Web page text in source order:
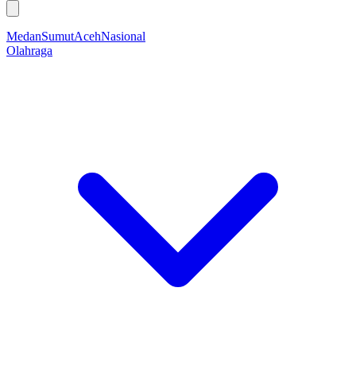
MedanSumutAcehNasional
Olahraga